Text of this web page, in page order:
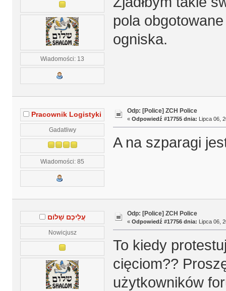
Wiadomości: 13
pola
ogniska.
Pracownik Logistyki
Gadatliwy
Wiadomości: 85
Odp: [Police] ZCH Police
« Odpowiedź #17755 dnia: Lipca 06,
A na szparagi
עֲלֵיכֶם שָׁלוֹם
Nowicjusz
Odp: [Police] ZCH Police
« Odpowiedź #17756 dnia: Lipca 06,
To kiedy
cięciom??
użytkowników